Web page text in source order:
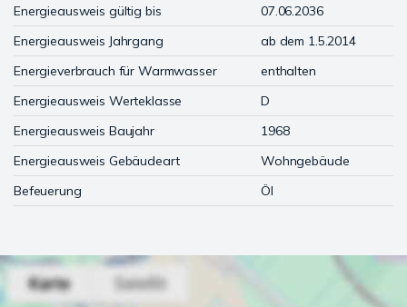
Energieausweis gültig bis
07.06.2036
Energieausweis Jahrgang
ab dem 1.5.2014
Energieverbrauch für Warmwasser
enthalten
Energieausweis Werteklasse
D
Energieausweis Baujahr
1968
Energieausweis Gebäudeart
Wohngebäude
Befeuerung
Öl